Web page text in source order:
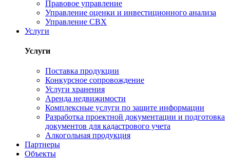
Правовое управление
Управление оценки и инвестиционного анализа
Управление СВХ
Услуги
Услуги
Поставка продукции
Конкурсное сопровождение
Услуги хранения
Аренда недвижимости
Комплексные услуги по защите информации
Разработка проектной документации и подготовка
документов для кадастрового учета
Алкогольная продукция
Партнеры
Объекты